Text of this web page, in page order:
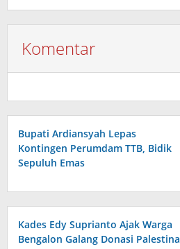
Komentar
Bupati Ardiansyah Lepas
Kontingen Perumdam TTB, Bidik
Sepuluh Emas
Kades Edy Suprianto Ajak Warga
Bengalon Galang Donasi Palestina